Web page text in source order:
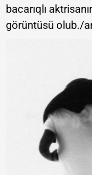
bacarıqlı
görüntüsü olub./